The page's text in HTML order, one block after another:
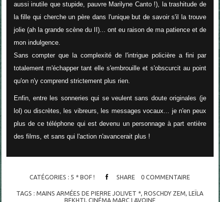
aussi inutile que stupide, pauvre Marilyne Canto !), la trashitude de
la fille qui cherche un père dans l'unique but de savoir s'il la trouve
jolie (ah la grande scène du II)... ont eu raison de ma patience et de
mon indulgence.
Sans compter que la complexité de l'intrigue policière a fini par
totalement m'échapper tant elle s'embrouille et s'obscurcit au point
qu'on n'y comprend strictement plus rien.
Enfin, entre les sonneries qui se veulent sans doute originales (je
lol) ou discrètes, les vibreurs, les messages vocaux... je n'en peux
plus de ce téléphone qui est devenu un personnage à part entière
des films, et sans qui l'action n'avancerait plus !
CATÉGORIES : 5 * BOF ! SHARE 0 COMMENTAIRE
TAGS :MAINS ARMÉES DE PIERRE JOLIVET * ,ROSCHDY ZEM ,LEÏLA
BEKHTI CINÉMA MARC LAVOINE